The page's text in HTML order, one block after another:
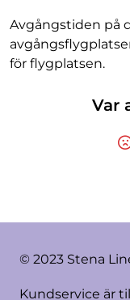
Avgångstiden på
för flygplatsen.
Var
© 2023 Stena
Kundservice är